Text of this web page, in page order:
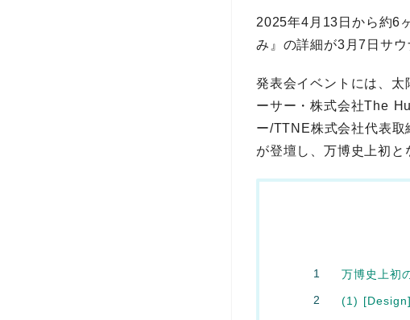
2025年4月13日から約6
み』の詳細が3月7日サウ
発表会イベントには、太
ーサー・株式会社The
ー/TTNE株式会社代表
が登壇し、万博史上初と
万博史上初
(1) [Design]